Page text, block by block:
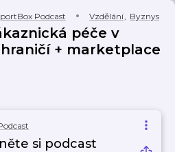
Podcast Vzdělání, Byznys
péče v
+ marketplace
si podcast